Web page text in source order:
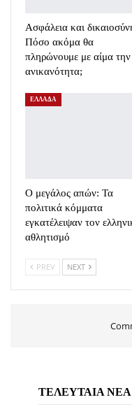
Ασφάλεια και
Πόσο ακόμα θα
πληρώνουμε με αίμα την
ανικανότητα;
ΕΛΛΑΔΑ
Ο μεγάλος απών: Τα
πολιτικά κόμματα
εγκατέλειψαν τον
αθλητισμό
PREV NEXT
ΤΕΛΕΥΤΑΙΑ ΝΕΑ